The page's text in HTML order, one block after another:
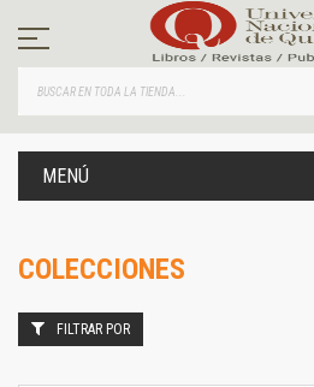
contenido
MENÚ
COLECCIONES
FILTRAR POR